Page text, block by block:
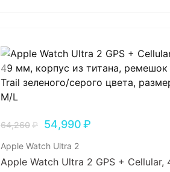
64,260₽ 54,990₽
Apple Watch Ultra 2
Apple Watch Ultra 2 GPS +